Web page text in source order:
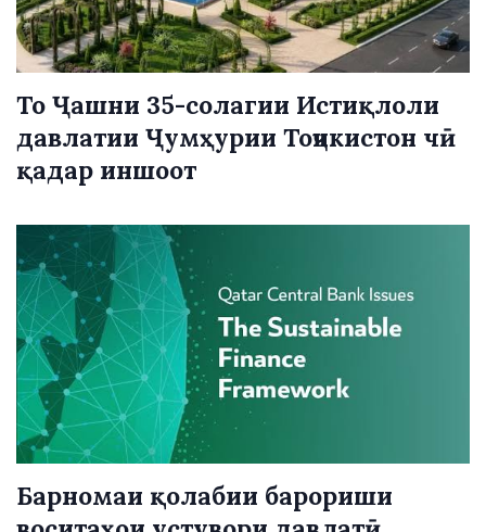
То Ҷашни 35-солагии Истиқлоли
давлатии Ҷумҳурии Тоҷикистон чӣ
қадар иншоот
Барномаи қолабии барориши